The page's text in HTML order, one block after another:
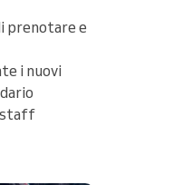
prenotazione
prenotare e
i nuovi
staff